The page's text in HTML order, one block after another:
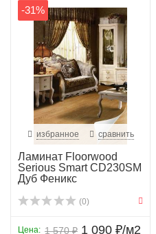
-31%
избранное сравнить
Ламинат Floorwood
Serious Smart CD230SM
Дуб Феникс
(0)
1 570 ₽
Цена: 1 090 ₽/м2